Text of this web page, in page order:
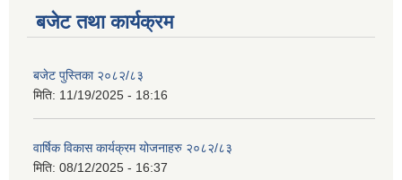
बजेट तथा कार्यक्रम
बजेट पुस्तिका २०८२/८३
मिति: 11/19/2025 - 18:16
वार्षिक विकास कार्यक्रम योजनाहरु २०८२/८३
मिति: 08/12/2025 - 16:37